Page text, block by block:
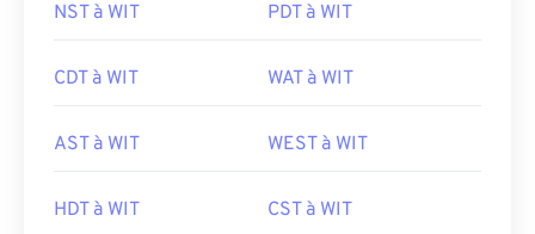
NST à WIT PDT à WIT
CDT à WIT WAT à WIT
AST à WIT WEST à WIT
HDT à WIT CST à WIT